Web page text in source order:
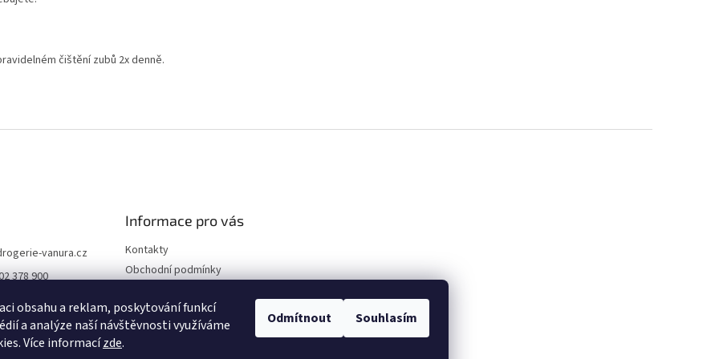
obsahu a reklam, poskytování funkcí
a analýze naší návštěvnosti využíváme
Více informacízde.
Odmítnout Souhlasím
čištění zubů 2x denně.
vanura.cz
378 900
Informace pro vás
Kontakty
Obchodní podmínky
údajů
Dodací a platební podmínky